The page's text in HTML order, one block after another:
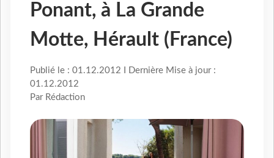
Ponant, à La Grande
Motte, Hérault (France)
Publié le : 01.12.2012 I Dernière Mise à jour :
01.12.2012
Par Rédaction